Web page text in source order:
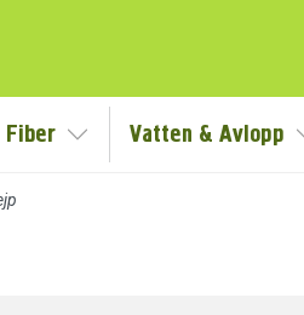
undermeny
Fiber Visa/Göm undermeny
Vatten & Avlopp